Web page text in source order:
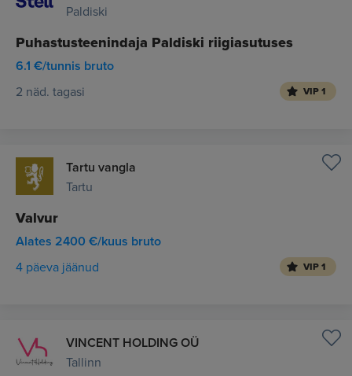
Paldiski
Puhastusteenindaja Paldiski riigiasutuses
6.1 €/tunnis bruto
2 näd. tagasi VIP 1
Tartu vangla
Tartu
Valvur
Alates 2400 €/kuus bruto
4 päeva jäänud VIP 1
VINCENT HOLDING OÜ
Tallinn